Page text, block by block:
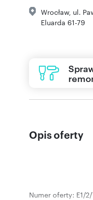
Wrocław, ul.
Eluarda 61-79
Opis oferty
Numer oferty: E1/